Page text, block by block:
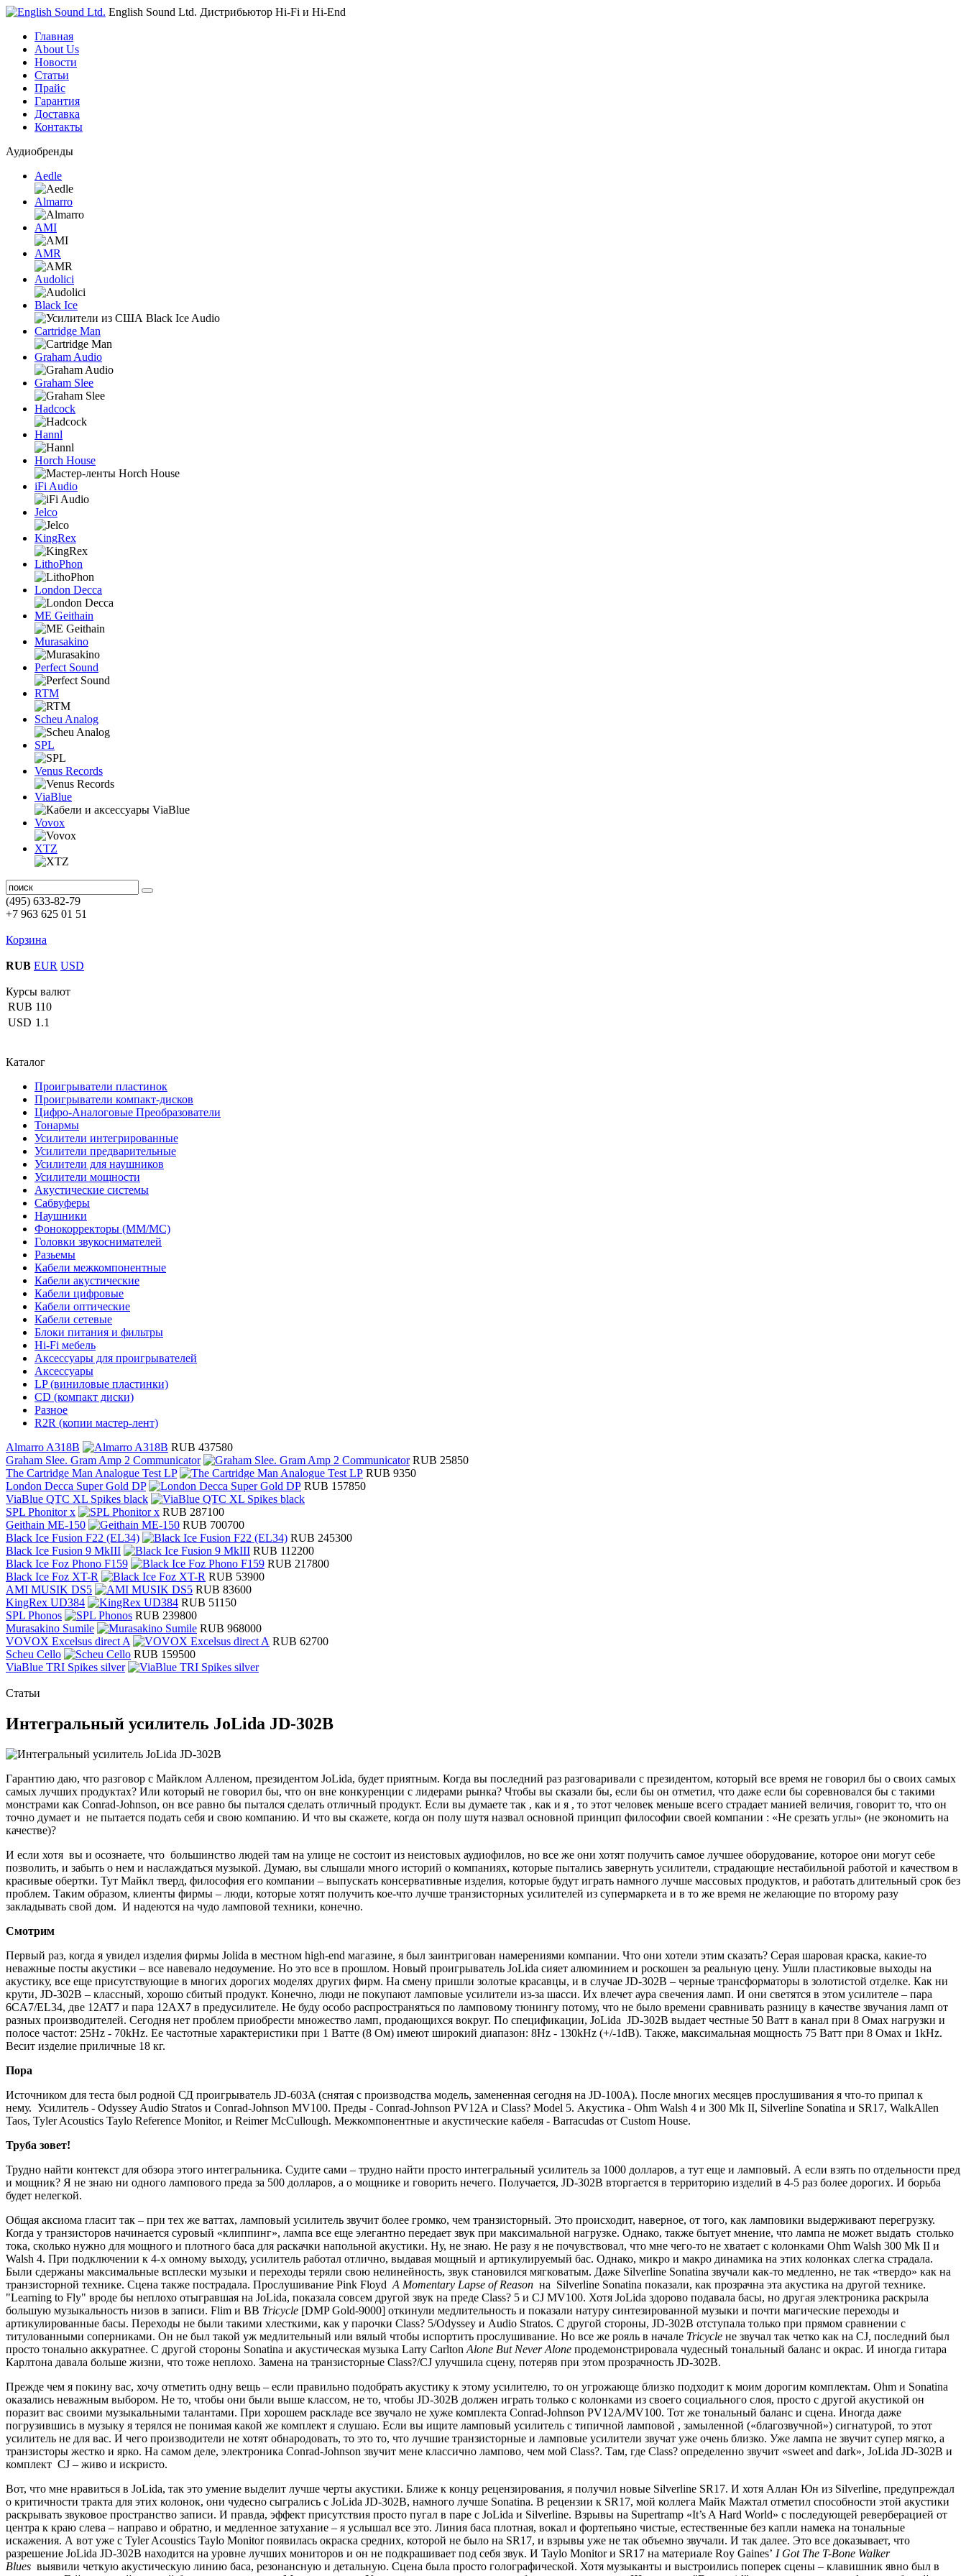
English Sound Ltd. Дистрибьютор Hi-Fi и Hi-End
Главная
About Us
Новости
Статьи
Прайс
Гарантия
Доставка
Контакты
Аудиобренды
Aedle
Almarro
AMI
AMR
Audolici
Black Ice
Cartridge Man
Graham Audio
Graham Slee
Hadcock
Hannl
Horch House
iFi Audio
Jelco
KingRex
LithoPhon
London Decca
ME Geithain
Murasakino
Perfect Sound
RTM
Scheu Analog
SPL
Venus Records
ViaBlue
Vovox
XTZ
(495) 633-82-79
+7 963 625 01 51
Корзина
RUB EUR USD
Курсы валют
RUB 110
USD 1.1
Каталог
Проигрыватели пластинок
Проигрыватели компакт-дисков
Цифро-Аналоговые Преобразователи
Тонармы
Усилители интегрированные
Усилители предварительные
Усилители для наушников
Усилители мощности
Акустические системы
Сабвуферы
Наушники
Фонокорректоры (MM/MC)
Головки звукоснимателей
Разьемы
Кабели межкомпонентные
Кабели акустические
Кабели цифровые
Кабели оптические
Кабели сетевые
Блоки питания и фильтры
Hi-Fi мебель
Аксессуары для проигрывателей
Аксессуары
LP (виниловые пластинки)
CD (компакт диски)
Разное
R2R (копии мастер-лент)
Almarro A318B
RUB 437580
Graham Slee. Gram Amp 2 Communicator
RUB 25850
The Cartridge Man Analogue Test LP
RUB 9350
London Decca Super Gold DP
RUB 157850
ViaBlue QTC XL Spikes black
SPL Phonitor x
RUB 287100
Geithain ME-150
RUB 700700
Black Ice Fusion F22 (EL34)
RUB 245300
Black Ice Fusion 9 MkIII
RUB 112200
Black Ice Foz Phono F159
RUB 217800
Black Ice Foz XT-R
RUB 53900
AMI MUSIK DS5
RUB 83600
KingRex UD384
RUB 51150
SPL Phonos
RUB 239800
Murasakino Sumile
RUB 968000
VOVOX Excelsus direct A
RUB 62700
Scheu Cello
RUB 159500
ViaBlue TRI Spikes silver
Статьи
Интегральный усилитель JoLida JD-302B
Гарантию даю, что разговор с Майклом Алленом, президентом JoLida, будет приятным. Когда вы последний раз разговаривали с президентом, который все время не говорил бы о своих самых
самых лучших продуктах? Или который не говорил бы, что он вне конкуренции с лидерами рынка? Чтобы вы сказали бы, если бы он отметил, что даже если бы соревновался бы с такими
монстрами как Conrad-Johnson, он все равно бы пытался сделать отличный продукт. Если вы думаете так , как и я , то этот человек меньше всего страдает манией величия, говорит то, что он
точно думает и не пытается подать себя и свою компанию. И что вы скажете, когда он полу шутя назвал основной принцип философии своей компании : «Не срезать углы» (не экономить на
качестве)?
И если хотя вы и осознаете, что большинство людей там на улице не состоит из неистовых аудиофилов, но все же они хотят получить самое лучшее оборудование, которое они могут себе
позволить, и забыть о нем и наслаждаться музыкой. Думаю, вы слышали много историй о компаниях, которые пытались завернуть усилители, страдающие нестабильной работой и качеством в
красивые обертки. Тут Майкл тверд, философия его компании – выпускать консервативные изделия, которые будут играть намного лучше массовых продуктов, и работать длительный срок без
проблем. Таким образом, клиенты фирмы – люди, которые хотят получить кое-что лучше транзисторных усилителей из супермаркета и в то же время не желающие по второму разу
закладывать свой дом. И надеются на чудо ламповой техники, конечно.
Смотрим
Первый раз, когда я увидел изделия фирмы Jolida в местном high-end магазине, я был заинтригован намерениями компании. Что они хотели этим сказать? Серая шаровая краска, какие-то
неважные посты акустики – все навевало недоумение. Но это все в прошлом. Новый проигрыватель JoLida сияет алюминием и роскошен за реальную цену. Ушли пластиковые выходы на
акустику, все еще присутствующие в многих дорогих моделях других фирм. На смену пришли золотые красавцы, и в случае JD-302B – черные трансформаторы в золотистой отделке. Как ни
крути, JD-302B – классный, хорошо сбитый продукт. Конечно, люди не покупают ламповые усилители из-за шасси. Их влечет аура свечения ламп. И они светятся в этом усилителе – пара
6CA7/EL34, две 12AT7 и пара 12AX7 в предусилителе. Не буду особо распространяться по ламповому тюнингу потому, что не было времени сравнивать разницу в качестве звучания ламп от
разных производителей. Сегодня нет проблем приобрести множество ламп, продающихся вокруг. По спецификации, JoLida JD-302B выдает честные 50 Ватт в канал при 8 Омах нагрузки и
полосе частот: 25Hz - 70kHz. Ее частотные характеристики при 1 Ватте (8 Ом) имеют широкий диапазон: 8Hz - 130kHz (+/-1dB). Также, максимальная мощность 75 Ватт при 8 Омах и 1kHz.
Весит изделие приличные 18 кг.
Пора
Источником для теста был родной СД проигрыватель JD-603A (снятая с производства модель, замененная сегодня на JD-100А). После многих месяцев прослушивания я что-то припал к
нему. Усилитель - Odyssey Audio Stratos и Conrad-Johnson MV100. Преды - Conrad-Johnson PV12A и Class? Model 5. Акустика - Ohm Walsh 4 и 300 Mk II, Silverline Sonatina и SR17, WalkAllen
Taos, Tyler Acoustics Taylo Reference Monitor, и Reimer McCullough. Межкомпонентные и акустические кабеля - Barracudas от Custom House.
Труба зовет!
Трудно найти контекст для обзора этого интегральника. Судите сами – трудно найти просто интегральный усилитель за 1000 долларов, а тут еще и ламповый. А если взять по отдельности пред
и мощник? Я не знаю ни одного лампового преда за 500 долларов, а о мощнике и говорить нечего. Получается, JD-302B вторгается в территорию изделий в 4-5 раз более дорогих. И борьба
будет нелегкой.
Общая аксиома гласит так – при тех же ваттах, ламповый усилитель звучит более громко, чем транзисторный. Это происходит, наверное, от того, как ламповики выдерживают перегрузку.
Когда у транзисторов начинается суровый «клиппинг», лампа все еще элегантно передает звук при максимальной нагрузке. Однако, также бытует мнение, что лампа не может выдать столько
тока, сколько нужно для мощного и плотного баса для раскачки напольной акустики. Ну, не знаю. Не разу я не почувствовал, что мне чего-то не хватает с колонками Ohm Walsh 300 Mk II и
Walsh 4. При подключении к 4-х омному выходу, усилитель работал отлично, выдавая мощный и артикулируемый бас. Однако, микро и макро динамика на этих колонках слегка страдала.
Были сдержаны максимальные всплески музыки и переходы теряли свою нелинейность, звук становился мягковатым. Даже Silverline Sonatina звучали как-то медленно, не так «твердо» как на
транзисторной технике. Сцена также пострадала. Прослушивание Pink Floyd A Momentary Lapse of Reason на Silverline Sonatina показали, как прозрачна эта акустика на другой технике.
"Learning to Fly" вроде бы неплохо отыгравшая на JoLida, показала совсем другой звук на преде Class? 5 и CJ MV100. Хотя JoLida здорово подавала басы, но другая электроника раскрыла
большую музыкальность низов в записи. Flim и BB Tricycle [DMP Gold-9000] откинули медлительность и показали натуру синтезированной музыки и почти магические переходы и
артикулированные басы. Переходы не были такими хлесткими, как у парочки Class? 5/Odyssey и Audio Stratos. С другой стороны, JD-302B отступала только при прямом сравнении с
титулованными соперниками. Он не был такой уж медлительный или вялый чтобы испортить прослушивание. Но все же рояль в начале Tricycle не звучал так четко как на CJ, последний был
просто тонально аккуратнее. С другой стороны Sonatina и акустическая музыка Larry Carlton Alone But Never Alone продемонстрировала чудесный тональный баланс и окрас. И иногда гитара
Карлтона давала больше жизни, что тоже неплохо. Замена на транзисторные Class?/CJ улучшила сцену, потеряв при этом прозрачность JD-302B.
Прежде чем я покину вас, хочу отметить одну вещь – если правильно подобрать акустику к этому усилителю, то он угрожающе близко подходит к моим дорогим комплектам. Ohm и Sonatina
оказались неважным выбором. Не то, чтобы они были выше классом, не то, чтобы JD-302B должен играть только с колонками из своего социального слоя, просто с другой акустикой он
поразит вас своими музыкальными талантами. При хорошем раскладе все звучало не хуже комплекта Conrad-Johnson PV12A/MV100. Тот же тональный баланс и сцена. Иногда даже
погрузившись в музыку я терялся не понимая какой же комплект я слушаю. Если вы ищите ламповый усилитель с типичной ламповой , замыленной («благозвучной») сигнатурой, то этот
усилитель не для вас. И чего производители не хотят обнародовать, то это то, что лучшие транзисторные и ламповые усилители звучат уже очень близко. Уже лампа не звучит супер мягко, а
транзисторы жестко и ярко. На самом деле, электроника Conrad-Johnson звучит мене классично лампово, чем мой Class?. Там, где Class? определенно звучит «sweet and dark», JoLida JD-302B и
комплект CJ – живо и искристо.
Вот, что мне нравиться в JoLida, так это умение выделит лучше черты акустики. Ближе к концу рецензирования, я получил новые Silverline SR17. И хотя Аллан Юн из Silverline, предупреждал
о критичности тракта для этих колонок, они чудесно сыгрались с JoLida JD-302B, намного лучше Sonatina. В рецензии к SR17, мой коллега Майк Мажтал отметил способности этой акустики
раскрывать звуковое пространство записи. И правда, эффект присутствия просто пугал в паре с JoLida и Silverline. Взрывы на Supertramp «It’s A Hard World» с последующей реверберацией от
центра к краю слева – направо и обратно, и медленное затухание – я услышал все это. Линия баса плотная, вокал и фортепьяно чистые, естественные без капли намека на тональные
искажения. А вот уже с Tyler Acoustics Taylo Monitor появилась окраска средних, которой не было на SR17, и взрывы уже не так объемно звучали. И так далее. Это все доказывает, что
разрешение JoLida JD-302B находится на уровне лучших мониторов и он не подкрашивает под себя звук. И Taylo Monitor и SR17 на материале Roy Gaines’ I Got The T-Bone Walker
Blues выявили четкую акустическую линию баса, резонансную и детальную. Сцена была просто голографической. Хотя музыканты и выстроились поперек сцены – клавишник явно был в